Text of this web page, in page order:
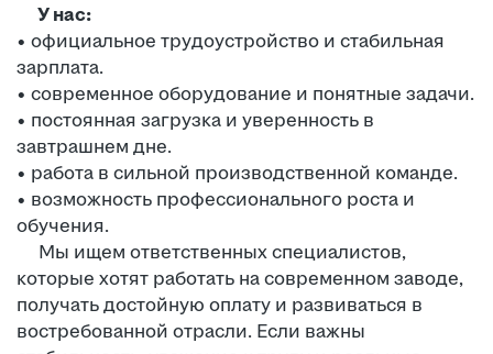
У нас:
• официальное трудоустройство и стабильная
зарплата.
• современное оборудование и понятные задачи.
• постоянная загрузка и уверенность в
завтрашнем дне.
• работа в сильной производственной команде.
• возможность профессионального роста и
обучения.
Мы ищем ответственных специалистов,
которые хотят работать на современном заводе,
получать достойную оплату и развиваться в
востребованной отрасли. Если важны